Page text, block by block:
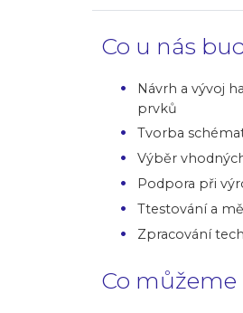
Co u nás
Návrh a vývoj
prvků
Tvorba
Výběr
Podpora při
Ttestování a
Zpracování
Co